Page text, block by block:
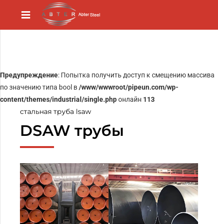
Предупреждение: Попытка получить доступ к смещению массива
по значению типа bool в/www/wwwroot/pipeun.com/wp-
content/themes/industrial/single.phpонлайн 113
стальная труба lsaw
DSAW трубы